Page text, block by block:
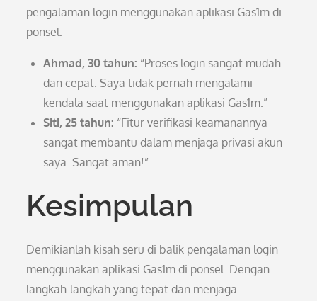
pengalaman login menggunakan aplikasi Gas1m di
ponsel:
Ahmad, 30 tahun: “Proses login sangat mudah
dan cepat. Saya tidak pernah mengalami
kendala saat menggunakan aplikasi Gas1m.”
Siti, 25 tahun: “Fitur verifikasi keamanannya
sangat membantu dalam menjaga privasi akun
saya. Sangat aman!”
Kesimpulan
Demikianlah kisah seru di balik pengalaman login
menggunakan aplikasi Gas1m di ponsel. Dengan
langkah-langkah yang tepat dan menjaga